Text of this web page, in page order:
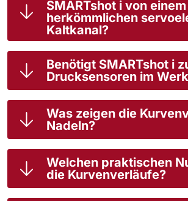
SMARTshot i von einem
herkömmlichen
Kaltkanal?
Benötigt SMARTshot i
Drucksensoren im
Was zeigen die
Nadeln?
Welchen praktischen
die Kurvenverläufe?